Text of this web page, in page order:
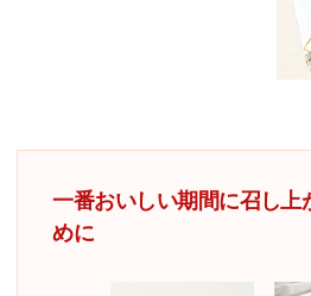
一番おいしい期間に召し上
めに